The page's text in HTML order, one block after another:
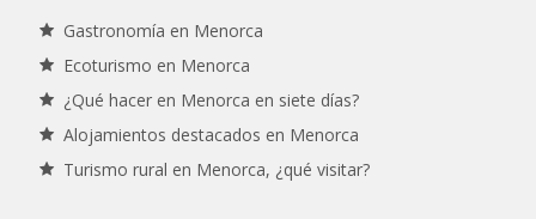
Gastronomía en Menorca
Ecoturismo en Menorca
¿Qué hacer en Menorca en siete días?
Alojamientos destacados en Menorca
Turismo rural en Menorca, ¿qué visitar?